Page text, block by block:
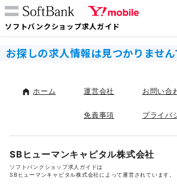
ソフトバンクショップ求人ガイド
お探しの求人情報は見つかりません
ホーム 運営会社 お問い合
免責事項 プライバ
SBヒューマンキャピタル株式会社
ソフトバンクショップ求人ガイドは
SBヒューマンキャピタル株式会社によって運営されています。